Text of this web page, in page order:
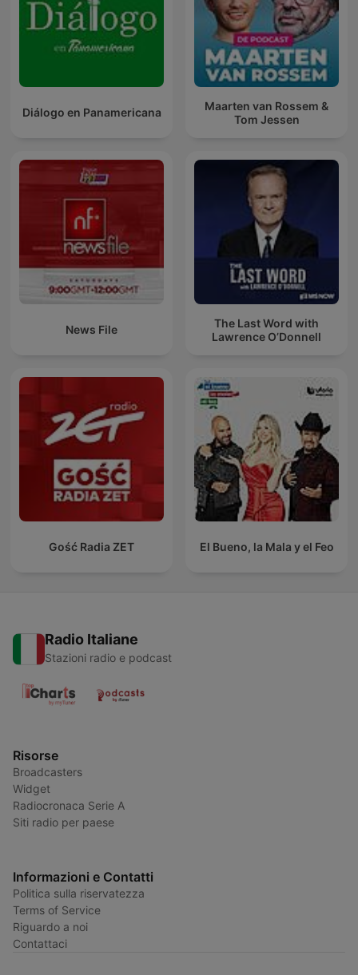
Diálogo en Panamericana
Maarten van Rossem &
Tom Jessen
News File
The Last Word with
Lawrence O’Donnell
Gość Radia ZET El Bueno, la Mala y el Feo
Radio Italiane
Stazioni radio e podcast
Risorse
Broadcasters
Widget
Radiocronaca Serie A
Siti radio per paese
Informazioni e Contatti
Politica sulla riservatezza
Terms of Service
Riguardo a noi
Contattaci